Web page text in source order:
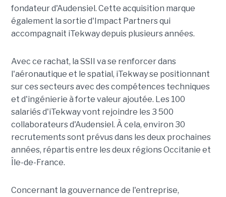
fondateur d'Audensiel. Cette acquisition marque
également la sortie d'Impact Partners qui
accompagnait iTekway depuis plusieurs années.
Avec ce rachat, la SSII va se renforcer dans
l'aéronautique et le spatial, iTekway se positionnant
sur ces secteurs avec des compétences techniques
et d'ingénierie à forte valeur ajoutée. Les 100
salariés d'iTekway vont rejoindre les 3 500
collaborateurs d'Audensiel. À cela, environ 30
recrutements sont prévus dans les deux prochaines
années, répartis entre les deux régions Occitanie et
Île-de-France.
Concernant la gouvernance de l'entreprise,